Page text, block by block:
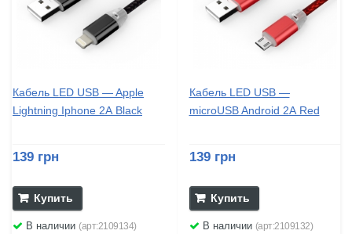
Кабель LED USB — Apple
Lightning Iphone 2А Black
139 грн
Купить
В наличии (арт:2109134)
Кабель LED USB —
microUSB Android 2А Red
139 грн
Купить
В наличии (арт:2109132)